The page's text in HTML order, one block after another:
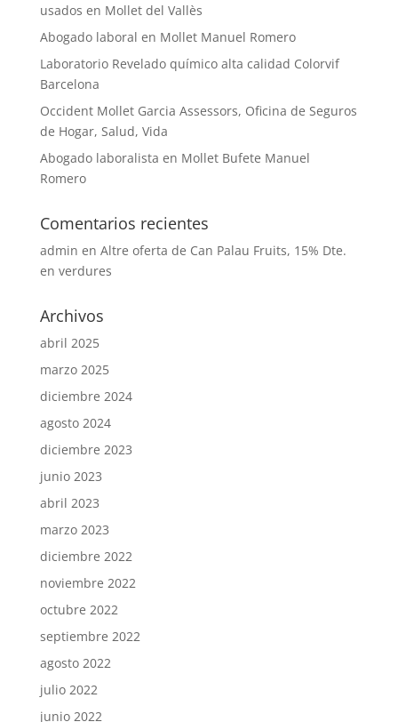
usados en Mollet del Vallès
Abogado laboral en Mollet Manuel Romero
Laboratorio Revelado químico alta calidad Colorvif
Barcelona
Occident Mollet Garcia Assessors, Oficina de Seguros
de Hogar, Salud, Vida
Abogado laboralista en Mollet Bufete Manuel
Romero
Comentarios recientes
admin en Altre oferta de Can Palau Fruits, 15% Dte.
en verdures
Archivos
abril 2025
marzo 2025
diciembre 2024
agosto 2024
diciembre 2023
junio 2023
abril 2023
marzo 2023
diciembre 2022
noviembre 2022
octubre 2022
septiembre 2022
agosto 2022
julio 2022
junio 2022